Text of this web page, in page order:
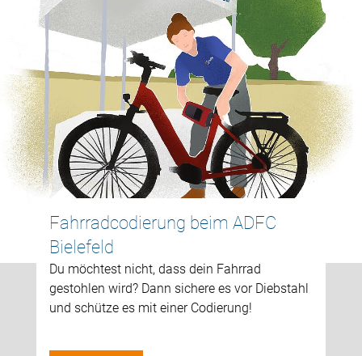
Fahrradcodierung beim ADFC
Bielefeld
Du möchtest nicht, dass dein Fahrrad
gestohlen wird? Dann sichere es vor Diebstahl
und schütze es mit einer Codierung!